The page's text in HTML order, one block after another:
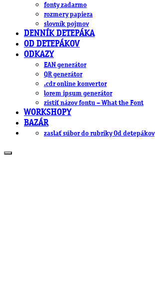
fonty zadarmo
rozmery papiera
slovník pojmov
DENNÍK DETEPÁKA
OD DETEPÁKOV
ODKAZY
EAN generátor
QR generátor
.cdr online konvertor
lorem ipsum generátor
zistiť názov fontu – What the Font
WORKSHOPY
BAZÁR
zaslať súbor do rubriky Od detepákov